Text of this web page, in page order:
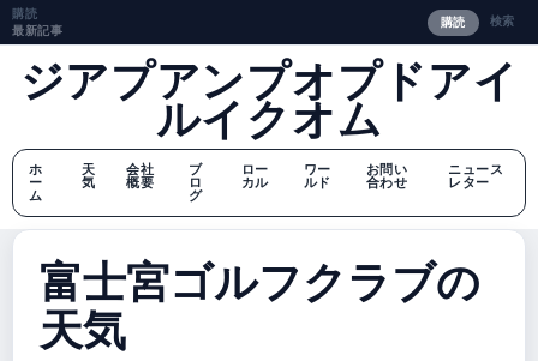
購読
最新記事
購読 検索
ジアプアンプオプドアイ
ルイクオム
ホ
ー
ム
天
気
会社
概要
ブ
ロ
グ
ロー
カル
ワー
ルド
お問い
合わせ
ニュース
レター
富士宮ゴルフクラブの
天気